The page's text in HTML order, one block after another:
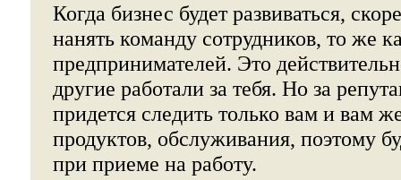
Когда бизнес будет развиваться,
нанять команду сотрудников, то же
предпринимателей. Это
другие работали за тебя. Но за
придется следить только вам и вам
продуктов, обслуживания, поэтому
при приеме на работу.